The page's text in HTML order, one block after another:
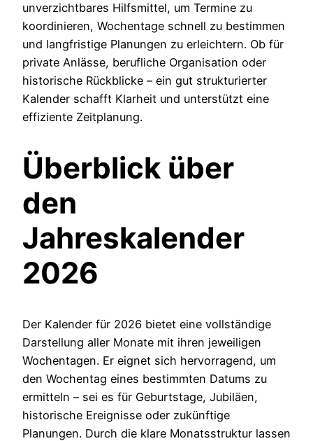
unverzichtbares Hilfsmittel, um Termine zu
koordinieren, Wochentage schnell zu bestimmen
und langfristige Planungen zu erleichtern. Ob für
private Anlässe, berufliche Organisation oder
historische Rückblicke – ein gut strukturierter
Kalender schafft Klarheit und unterstützt eine
effiziente Zeitplanung.
Überblick über
den
Jahreskalender
2026
Der Kalender für 2026 bietet eine vollständige
Darstellung aller Monate mit ihren jeweiligen
Wochentagen. Er eignet sich hervorragend, um
den Wochentag eines bestimmten Datums zu
ermitteln – sei es für Geburtstage, Jubiläen,
historische Ereignisse oder zukünftige
Planungen. Durch die klare Monatsstruktur lassen